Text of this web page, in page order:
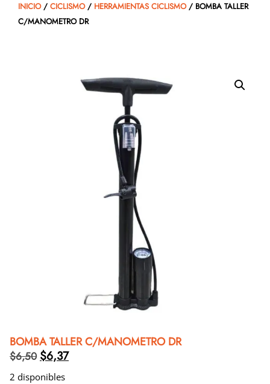
INICIO/ CICLISMO/ HERRAMIENTAS CICLISMO/ BOMBA TALLER
C/MANOMETRO DR
BOMBA TALLER C/MANOMETRO DR
$6,50 $6,37
2 disponibles